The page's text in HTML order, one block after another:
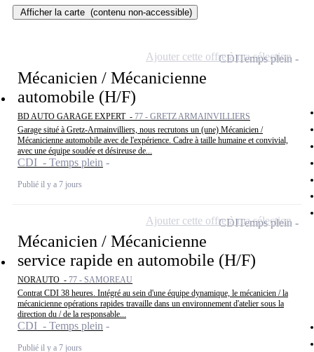
Afficher la carte (contenu non-accessible)
Mécanicien / Mécanicienne
automobile (H/F)
BD AUTO GARAGE EXPERT - 77 - GRETZ ARMAINVILLIERS
Garage situé à Gretz-Armainvilliers, nous recrutons un (une) Mécanicien /
Mécanicienne automobile avec de l'expérience. Cadre à taille humaine et convivial,
avec une équipe soudée et désireuse de...
CDI - Temps plein
Publié il y a 7 jours
CDITemps plein
Ajouter cette offre à ma sélection
Mécanicien / Mécanicienne
service rapide en automobile (H/F)
NORAUTO - 77 - SAMOREAU
Contrat CDI 38 heures. Intégré au sein d'une équipe dynamique, le mécanicien / la
mécanicienne opérations rapides travaille dans un environnement d'atelier sous la
direction du / de la responsable...
CDI - Temps plein
Publié il y a 7 jours
CDITemps plein
Ajouter cette offre à ma sélection